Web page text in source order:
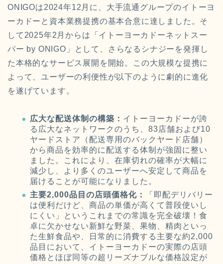
ONIGOは2024年12月に、大手流通グループのイトーヨ
ーカドーと資本業務提携の基本合意に達しました。そ
して2025年2月からは「イトーヨーカドーネットスー
パー by ONIGO」として、さらなるシナジーを発揮し
た本格的なサービス展開を開始。この大規模な提携に
よって、ユーザーの利便性が以下のように劇的に進化
を遂げています。
広大な配送体制の構築： イトーヨーカドーが誇
る広大なネットワークのうち、83店舗および10
ヤードストア（配送専用のバックヤード店舗）
から商品を効率的に配送する体制が強固に整い
ました。これにより、在庫切れの確率が大幅に
減少し、より多くのユーザーへ安定して商品を
届けることが可能になりました。
主要2,000品目の店頭価格化：
「即配デリバリー
は便利だけど、商品の単価が高くて普段使いし
にくい」というこれまでの常識を完全破壊！食
卓に欠かせない新鮮な野菜、果物、精肉といっ
た生鮮食品や、日常的に消費する主要な約2,000
品目において、イトーヨーカドーの実際の店頭
価格とほぼ同等の超リーズナブルな価格設定が